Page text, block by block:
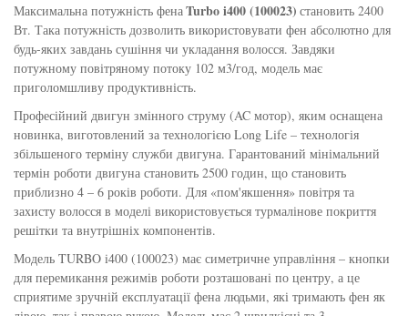
Максимальна потужність фенаTurbo i400 (100023) становить 2400
Вт. Така потужність дозволить використовувати фен абсолютно для
будь-яких завдань сушіння чи укладання волосся. Завдяки
потужному повітряному потоку 102 м3/год, модель має
приголомшливу продуктивність.
Професійний двигун змінного струму (AC мотор), яким оснащена
новинка, виготовлений за технологією Long Life – технологія
збільшеного терміну служби двигуна. Гарантований мінімальний
термін роботи двигуна становить 2500 годин, що становить
приблизно 4 – 6 років роботи. Для «пом'якшення» повітря та
захисту волосся в моделі використовується турмалінове покриття
решітки та внутрішніх компонентів.
Модель TURBO i400 (100023) має симетричне управління – кнопки
для перемикання режимів роботи розташовані по центру, а це
сприятиме зручній експлуатації фена людьми, які тримають фен як
об'єму тонкого волосся
Subtil Design - Серія стайлінг та ніжний
догляд
Subtil Design Lab - Серія для максимального
збереження кольору волосся
Subtil Global Lift - Глибоке відновлення
догляду та укладання
Technique
Termix
Tico Professional
You Look Glamour
You Look Professional